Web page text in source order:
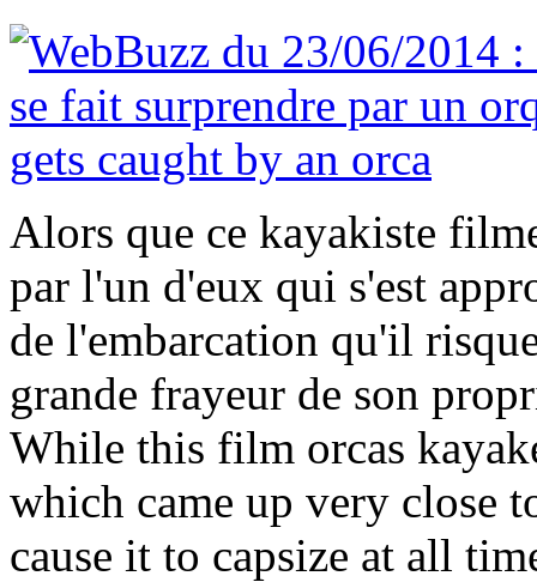
Alors que ce kayakiste
par l'un d'eux qui s'est
de l'embarcation qu'il
grande frayeur de son
While this film orcas
which came up very close
cause it to capsize at all